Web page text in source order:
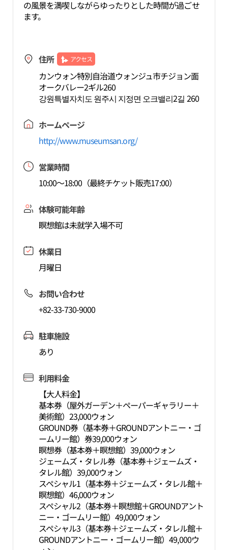
の風景を満喫しながらゆったりとした時間が過ごせ
ます。
住所 アクセス
カンウォン特別自治道ウォンジュ市チジョン面
オークバレー2ギル260
강원특별자치도 원주시 지정면 오크밸리2길 260
ホームページ
http://www.museumsan.org/
営業時間
10:00～18:00（最終チケット販売17:00）
体験可能年齢
瞑想館は未就学入場不可
休業日
月曜日
お問い合わせ
+82-33-730-9000
駐車施設
あり
利用料金
【大人料金】
基本券（屋外ガーデン＋ペーパーギャラリー＋
美術館）23,000ウォン
GROUND券（基本券＋GROUNDアントニー・ゴ
ームリー館）券39,000ウォン
瞑想券（基本券＋瞑想館）39,000ウォン
ジェームズ・タレル券（基本券＋ジェームズ・
タレル館）39,000ウォン
スペシャル1（基本券＋ジェームズ・タレル館＋
瞑想館）46,000ウォン
スペシャル2（基本券＋瞑想館＋GROUNDアント
ニー・ゴームリー館）49,000ウォン
スペシャル3（基本券＋ジェームズ・タレル館＋
GROUNDアントニー・ゴームリー館）49,000ウ